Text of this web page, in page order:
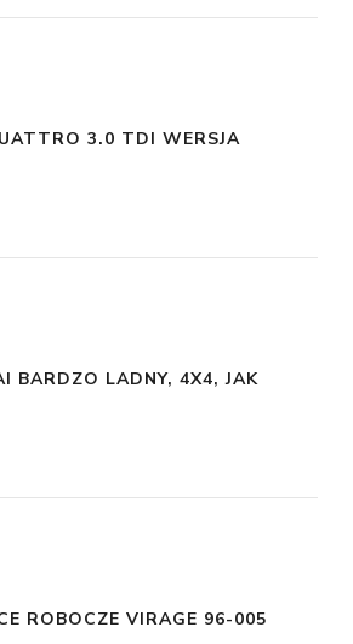
3.0 TDI WERSJA
BARDZO LADNY, 4X4, JAK
ROBOCZE VIRAGE 96-005